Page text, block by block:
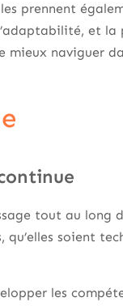
prennent
et la
mieux naviguer
tout au long
soient
les